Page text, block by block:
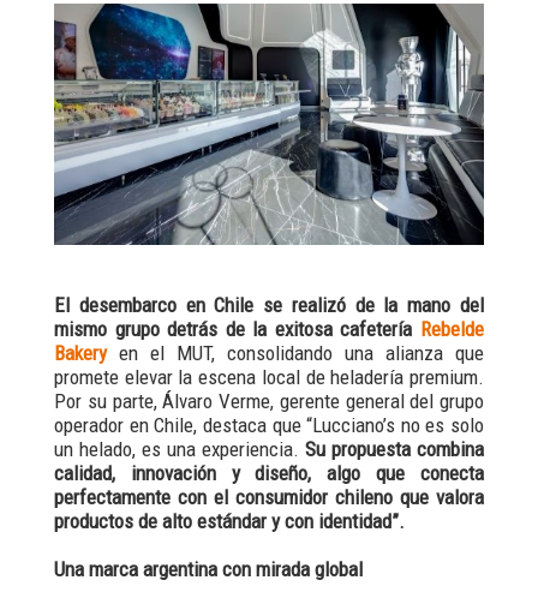
El desembarco en Chile se realizó de la mano del
mismo grupo detrás de la exitosa cafetería Rebelde
Bakeryen el MUT, consolidando una alianza que
promete elevar la escena local de heladería premium.
Por su parte, Álvaro Verme, gerente general del grupo
operador en Chile, destaca que “Lucciano’s no es solo
un helado, es una experiencia. Su propuesta combina
calidad, innovación y diseño, algo que conecta
perfectamente con el consumidor chileno que valora
productos de alto estándar y con identidad”.
Una marca argentina con mirada global